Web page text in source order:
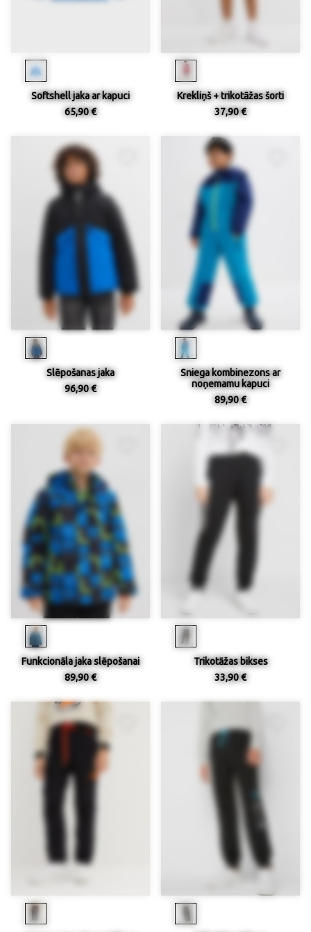
Softshell jaka ar kapuci
65,90 €
Krekliņš + trikotāžas šorti
37,90 €
Slēpošanas jaka
96,90 €
Sniega kombinezons ar
noņemamu kapuci
89,90 €
Funkcionāla jaka slēpošanai
89,90 €
Trikotāžas bikses
33,90 €